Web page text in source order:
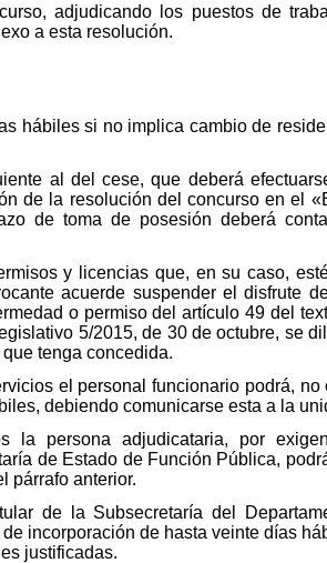
adjudicando los puestos de
a esta resolución.
hábiles si no implica cambio de
al del cese, que deberá
de la resolución del concurso en el
de toma de posesión deberá
y licencias que, en su caso,
acuerde suspender el disfrute
o permiso del artículo 49 del
5/2015, de 30 de octubre, se
tenga concedida.
el personal funcionario podrá, no
debiendo comunicarse esta a la
la persona adjudicataria, por
de Estado de Función Pública,
párrafo anterior.
de la Subsecretaría del
incorporación de hasta veinte días
justificadas.